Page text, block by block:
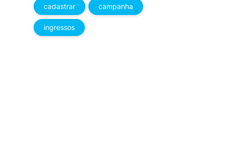
cadastrar campanha
ingressos